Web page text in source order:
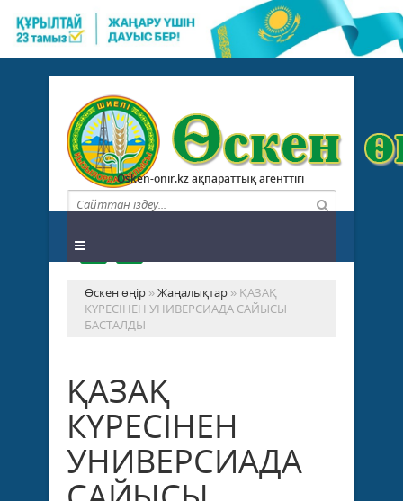
Osken-onir.kz ақпараттық агенттігі
Өскен өңір »Жаңалықтар » ҚАЗАҚ
КҮРЕСІНЕН УНИВЕРСИАДА САЙЫСЫ
БАСТАЛДЫ
ҚАЗАҚ
КҮРЕСІНЕН
УНИВЕРСИАДА